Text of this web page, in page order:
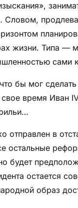
жизни. Типа —
сами
бы мог
время Иван
отправлен в
остальные
будет
остается
образ